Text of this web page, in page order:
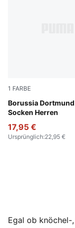
1 FARBE
Borussia
Socken Herren
Yellow Alert-
17,95 €
Ursprünglich:22,95 €
Egal ob knöchel-